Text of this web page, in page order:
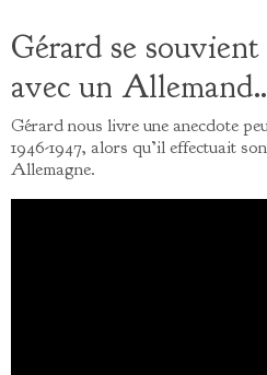
Gérard se
avec un
Gérard nous livre une anecdote
1946-1947, alors qu’il effectuait
Allemagne.